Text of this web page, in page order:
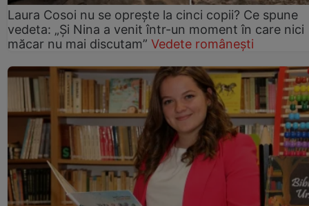
Laura Cosoi nu se oprește la cinci copii? Ce spune
vedeta: „Și Nina a venit într-un moment în care nici
măcar nu mai discutam” Vedete românești